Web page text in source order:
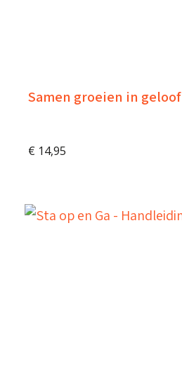
Samen groeien in geloof
€ 14,95